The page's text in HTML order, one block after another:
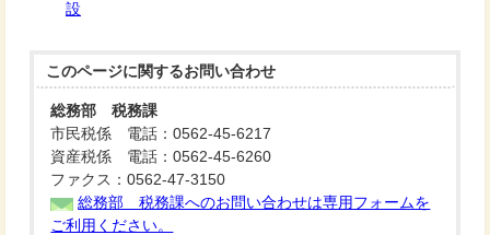
設
このページに関するお問い合わせ
総務部 税務課
市民税係 電話：0562-45-6217
資産税係 電話：0562-45-6260
ファクス：0562-47-3150
総務部 税務課へのお問い合わせは専用フォームを
ご利用ください。